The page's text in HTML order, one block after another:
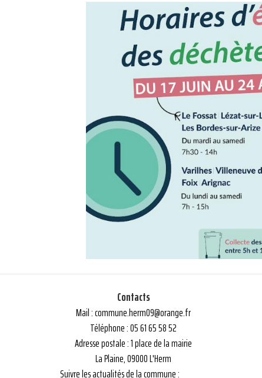
Contacts
Mail : commune.herm09@orange.fr
Téléphone : 05 61 65 58 52
Adresse postale : 1 place de la mairie
La Plaine, 09000 L'Herm
Suivre les actualités de la commune :